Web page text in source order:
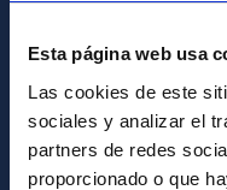
Esta página web usa
Las cookies de este
sociales y analizar el
partners de redes
proporcionado o que